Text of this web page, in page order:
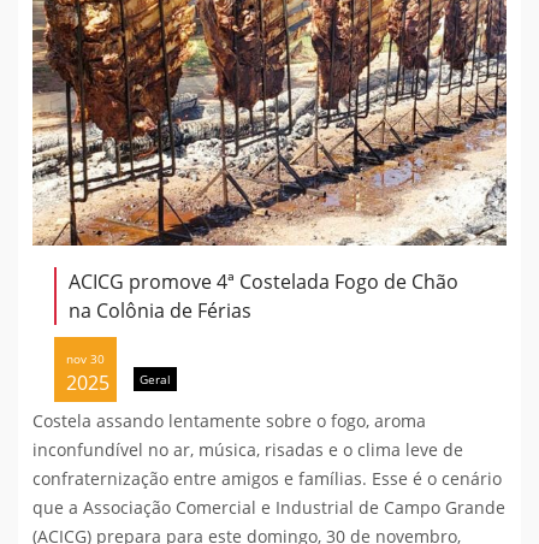
ACICG promove 4ª Costelada Fogo de Chão
na Colônia de Férias
nov 30
2025 Geral
Costela assando lentamente sobre o fogo, aroma
inconfundível no ar, música, risadas e o clima leve de
confraternização entre amigos e famílias. Esse é o cenário
que a Associação Comercial e Industrial de Campo Grande
(ACICG) prepara para este domingo, 30 de novembro,